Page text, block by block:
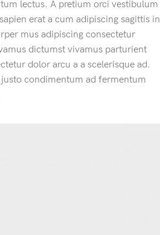
lectus. A pretium orci vestibulum
erat a cum adipiscing sagittis in
mus adipiscing consectetur
dictumst vivamus parturient
dolor arcu a a scelerisque ad.
condimentum ad fermentum